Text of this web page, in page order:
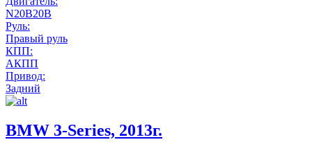
N20B20B
Руль:
Правый руль
КПП:
АКПП
Привод:
Задний
BMW 3-Series, 2013г.